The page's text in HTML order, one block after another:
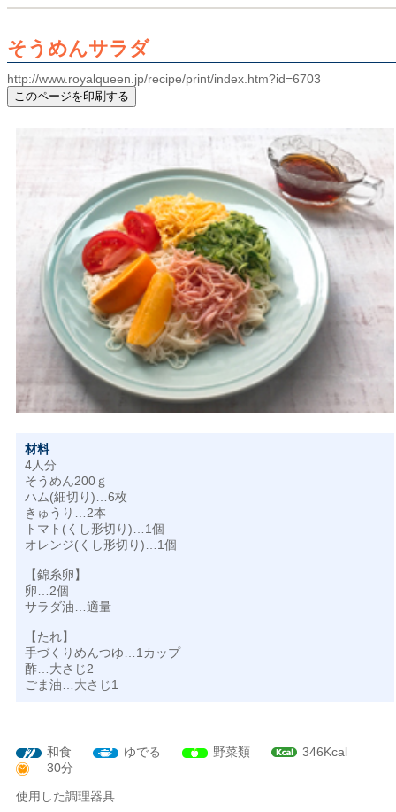
そうめんサラダ
http://www.royalqueen.jp/recipe/print/index.htm?id=6703
材料
4人分
そうめん200ｇ
ハム(細切り)…6枚
きゅうり…2本
トマト(くし形切り)…1個
オレンジ(くし形切り)…1個
【錦糸卵】
卵…2個
サラダ油…適量
【たれ】
手づくりめんつゆ…1カップ
酢…大さじ2
ごま油…大さじ1
和食 ゆでる 野菜類
346Kcal
30分
使用した調理器具